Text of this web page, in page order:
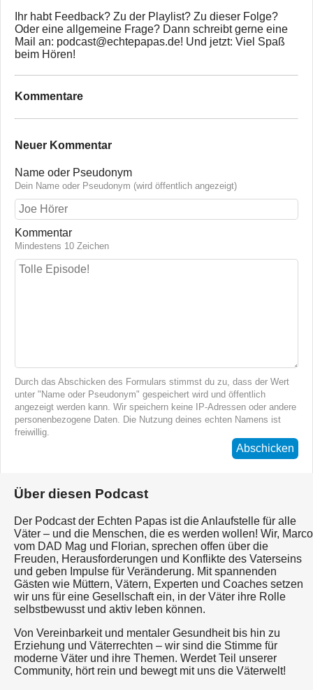
Ihr habt Feedback? Zu der Playlist? Zu dieser Folge?
Oder eine allgemeine Frage? Dann schreibt gerne eine
Mail an: podcast@echtepapas.de! Und jetzt: Viel Spaß
beim Hören!
Kommentare
Neuer Kommentar
Name oder Pseudonym
Dein Name oder Pseudonym (wird öffentlich angezeigt)
Kommentar
Mindestens 10 Zeichen
Durch das Abschicken des Formulars stimmst du zu, dass der Wert
unter "Name oder Pseudonym" gespeichert wird und öffentlich
angezeigt werden kann. Wir speichern keine IP-Adressen oder andere
personenbezogene Daten. Die Nutzung deines echten Namens ist
freiwillig.
Abschicken
Über diesen Podcast
Der Podcast der Echten Papas ist die Anlaufstelle für alle
Väter – und die Menschen, die es werden wollen! Wir, Marco
vom DAD Mag und Florian, sprechen offen über die
Freuden, Herausforderungen und Konflikte des Vaterseins
und geben Impulse für Veränderung. Mit spannenden
Gästen wie Müttern, Vätern, Experten und Coaches setzen
wir uns für eine Gesellschaft ein, in der Väter ihre Rolle
selbstbewusst und aktiv leben können.
Von Vereinbarkeit und mentaler Gesundheit bis hin zu
Erziehung und Väterrechten – wir sind die Stimme für
moderne Väter und ihre Themen. Werdet Teil unserer
Community, hört rein und bewegt mit uns die Väterwelt!